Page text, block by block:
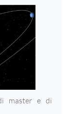
master e di